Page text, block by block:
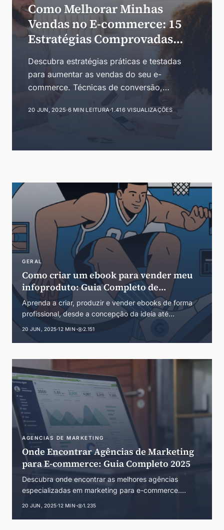
Como Melhorar Minhas
Vendas no E-commerce: 15
Estratégias Comprovadas
para 2025
Descubra estratégias práticas e testadas
para aumentar as vendas do seu e-
commerce. Técnicas de conversão,
sustentável com ROI comprovado.
20 JUN, 2025·6 MIN LEITURA·1.416 VISUALIZAÇÕES
GERAL
Como criar um ebook para vender meu
infoproduto: Guia Completo de
Produção e Monetização
Aprenda a criar, produzir e vender ebooks de forma
profissional, desde a concepção da ideia até
estratégias avançadas de marketing digital para
20 JUN, 2025·12 MIN· 2.151
AGENCIAS DE MARKETING
Onde Encontrar Agências de Marketing
para E-commerce: Guia Completo 2025
Descubra onde encontrar as melhores agências
especializadas em marketing para e-commerce.
20 JUN, 2025·12 MIN· 1.235